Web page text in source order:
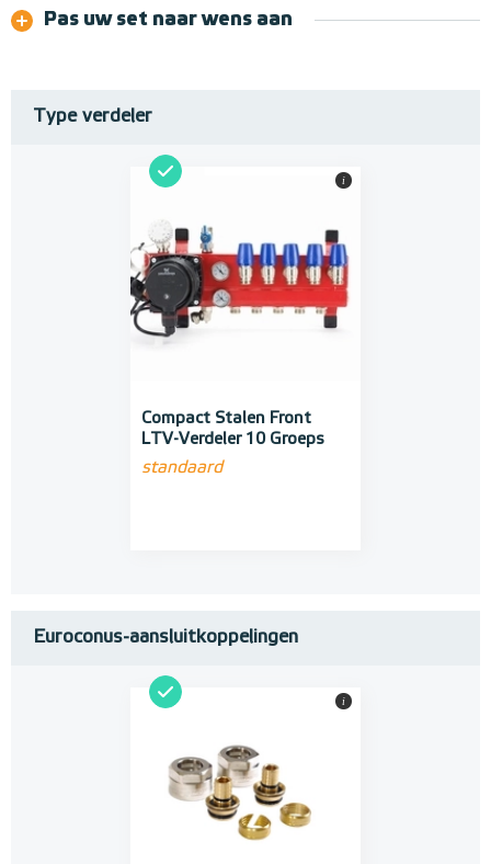
Pas uw set naar wens aan
Type verdeler
Compact Stalen Front
LTV-Verdeler 10 Groeps
standaard
i
Euroconus-aansluitkoppelingen
i